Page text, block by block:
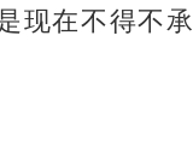
现在不得不